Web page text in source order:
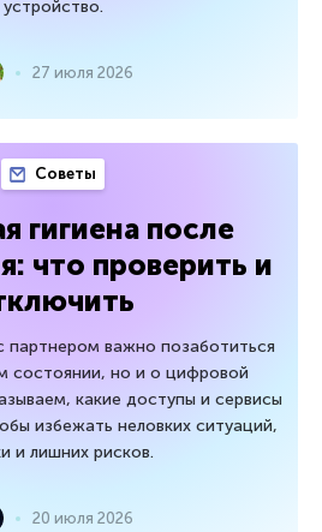
устройство.
27 июля 2026
Советы
гигиена после
что проверить и
партнером важно позаботиться
состоянии, но и о цифровой
какие доступы и сервисы
избежать неловких ситуаций,
и лишних рисков.
20 июля 2026